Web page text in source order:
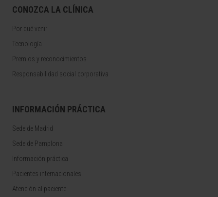
CONOZCA LA CLÍNICA
Por qué venir
Tecnología
Premios y reconocimientos
Responsabilidad social corporativa
INFORMACIÓN PRÁCTICA
Sede de Madrid
Sede de Pamplona
Información práctica
Pacientes internacionales
Atención al paciente